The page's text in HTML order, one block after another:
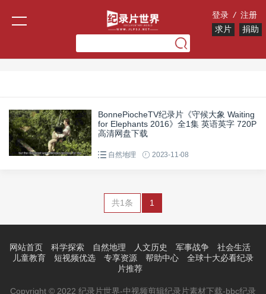
登录 / 注册
求片
捐助
BonnePiocheTV纪录片《守候大象 Waiting
for Elephants 2016》全1集 英语英字 720P
高清网盘下载
自然地理 2023-11-08
共1条 1
网站首页 科学探索 自然地理 人文历史 军事战争
社会生活
儿童教育
短视频优选 专享资源 帮助中心
全球十大必看纪录
片推荐
Copyright © 2022 纪录片世界-中视频剪辑纪录片素材下载-bbc纪录